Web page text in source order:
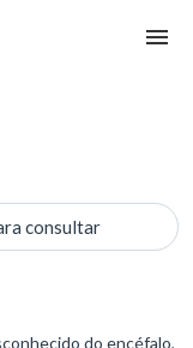
consultar
do encéfalo,